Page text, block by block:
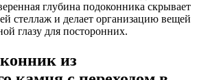
глубина подоконника скрывает
стеллаж и делает организацию вещей
глазу для посторонних.
из